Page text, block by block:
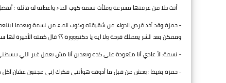
- أتت حلا من غرفتها مسرعة وملأت نسمة كوب الماء واعطته له قائلة :
- حمزة وقد أخذ قرص الدواء من شقيقته وكوب الماء من نسمة وبعدما
وممكن بعد الشر يعملك قرحة ولا ايه يا دكتووورة ؟؟ قال كمته الأخيرة لها
- نسمة: لأ عادي أنا متعودة على كده وبعدين أنا مش بعمل غير اللي
- حمزة بغيظ : وحش من قبل ما أدوقه هوأنتي فكرك إني مجنون عشان آكل